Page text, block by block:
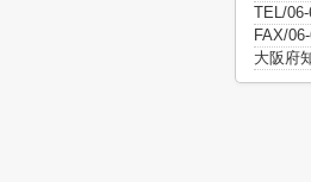
TEL/
FAX/
大阪府